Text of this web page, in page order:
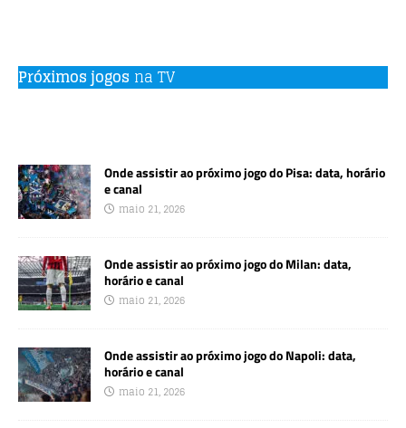
Próximos jogos na TV
Onde assistir ao próximo jogo do Pisa: data, horário
e canal
maio 21, 2026
Onde assistir ao próximo jogo do Milan: data,
horário e canal
maio 21, 2026
Onde assistir ao próximo jogo do Napoli: data,
horário e canal
maio 21, 2026